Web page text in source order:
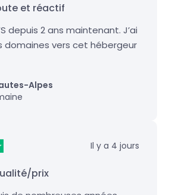
et réactif
depuis 2 ans maintenant. J’ai
domaines vers cet hébergeur
Alpes
Il y a 4 jours
prix